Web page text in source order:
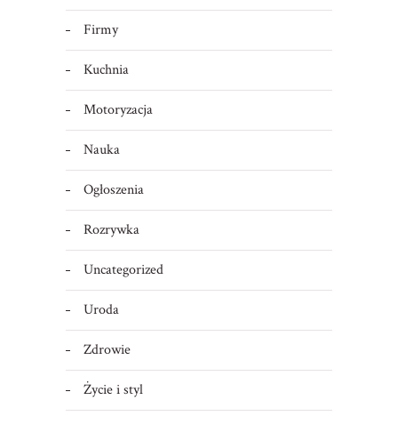
Firmy
Kuchnia
Motoryzacja
Nauka
Ogłoszenia
Rozrywka
Uncategorized
Uroda
Zdrowie
Życie i styl